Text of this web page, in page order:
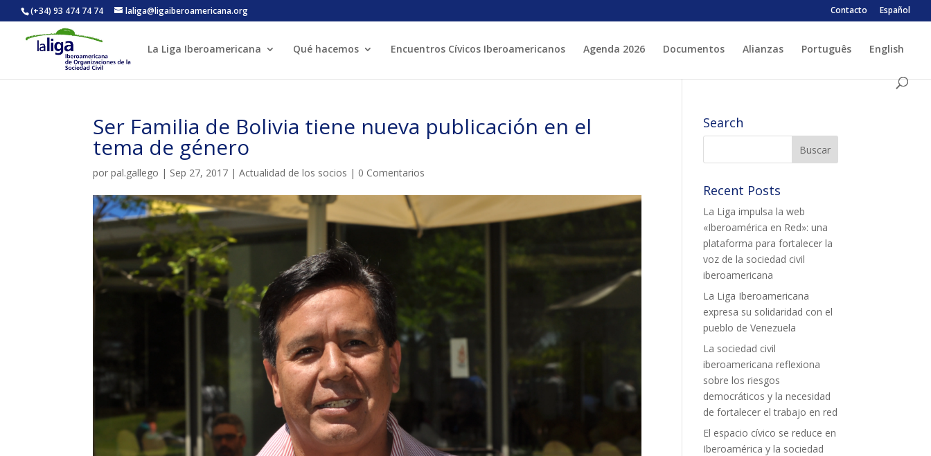
(+34) 93 474 74 74 laliga@ligaiberoamericana.org Contacto Español
La Liga Iberoamericana Qué hacemos Encuentros Cívicos Iberoamericanos Agenda 2026 Documentos Alianzas Português English
Ser Familia de Bolivia tiene nueva publicación en el
tema de género
porpal.gallego | Sep 27, 2017 |Actualidad de los socios | 0 Comentarios
Search
Recent Posts
La Liga impulsa la web
«Iberoamérica en Red»: una
plataforma para fortalecer la
voz de la sociedad civil
iberoamericana
La Liga Iberoamericana
expresa su solidaridad con el
pueblo de Venezuela
La sociedad civil
iberoamericana reflexiona
sobre los riesgos
democráticos y la necesidad
de fortalecer el trabajo en red
El espacio cívico se reduce en
Iberoamérica y la sociedad
ACTIVITATS D'ESTIU MÓN ESCOLAR ALBERG CENTRE ESPLAI FORMACIÓ
CASES DE COLÒNIES ACCIÓ SOCIAL I JOVES ESPLAIS SUPORT TERCER SECTOR
CONEIX FUNDESPLAI
La Fundació
L'equip
Missió i valors
Els comptes clars
Memòria d'activitats
Proposta educativa
ACTUALITAT
Notícies
Butlletins
Diari de la Fundació
Xarxes socials
COL·LABORA
Fes voluntariat
Treballa amb nosaltres